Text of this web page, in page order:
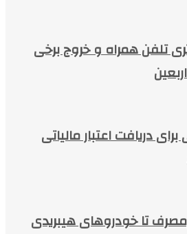
تلفن همراه و خروج برخی
دریافت اعتبار مالیاتی
تا خودروهای هیبریدی